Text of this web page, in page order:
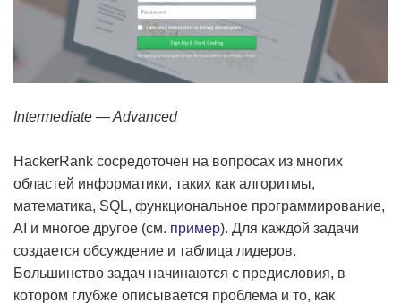
Intermediate — Advanced
HackerRank сосредоточен на вопросах из многих
областей информатики, таких как алгоритмы,
математика, SQL, функциональное программирование,
AI и многое другое (см. пример). Для каждой задачи
создается обсуждение и таблица лидеров.
Большинство задач начинаются с предисловия, в
котором глубже описывается проблема и то, как